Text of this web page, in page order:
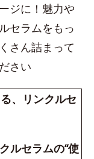
ジに！魅力や
セラムをもっ
さん詰まって
さい
、リンクルセ
ルセラムの“使